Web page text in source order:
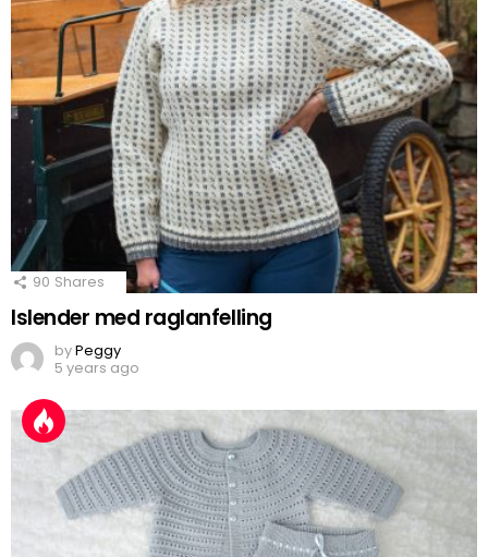
90 Shares
Islender med raglanfelling
byPeggy
5 years ago